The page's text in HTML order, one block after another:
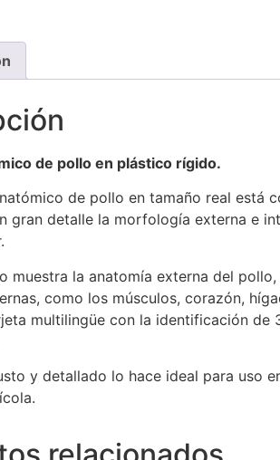
de pollo en plástico rígido.
de pollo en tamaño real está
gran detalle la morfología externa e
muestra la anatomía externa del
como los músculos, corazón,
multilingüe con la identificación
y detallado lo hace ideal para uso